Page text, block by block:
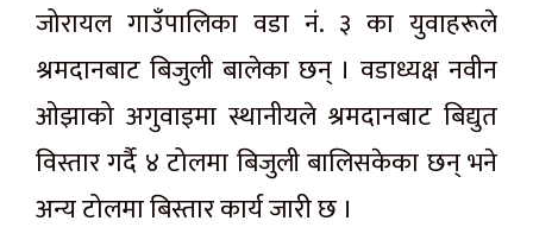
जोरायल गाउँपालिका वडा नं. ३ का युवाहरूले
श्रमदानबाट बिजुली बालेका छन् । वडाध्यक्ष नवीन
ओझाको अगुवाइमा स्थानीयले श्रमदानबाट बिद्युत
विस्तार गर्दै ४ टोलमा बिजुली बालिसकेका छन् भने
अन्य टोलमा बिस्तार कार्य जारी छ ।